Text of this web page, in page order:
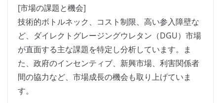
[市場の課題と機会]
技術的ボトルネック、コスト制限、高い参入障壁な
ど、ダイレクトグレージングウレタン（DGU）市場
が直面する主な課題を特定し分析しています。ま
た、政府のインセンティブ、新興市場、利害関係者
間の協力など、市場成長の機会も取り上げていま
す。